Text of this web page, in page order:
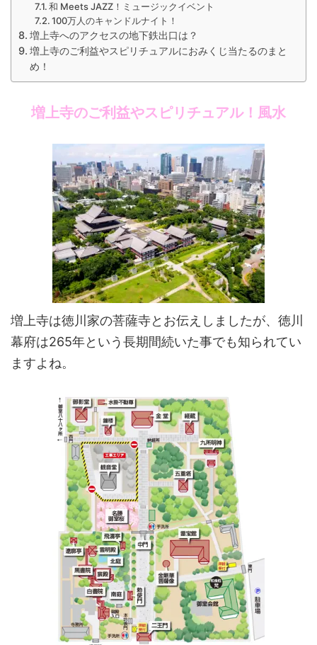
和 Meets JAZZ！ミュージックイベント
100万人のキャンドルナイト！
増上寺へのアクセスの地下鉄出口は？
増上寺のご利益やスピリチュアルにおみくじ当たるのまと
め！
増上寺のご利益やスピリチュアル！風水
増上寺は徳川家の菩薩寺とお伝えしましたが、徳川
幕府は265年という長期間続いた事でも知られてい
ますよね。